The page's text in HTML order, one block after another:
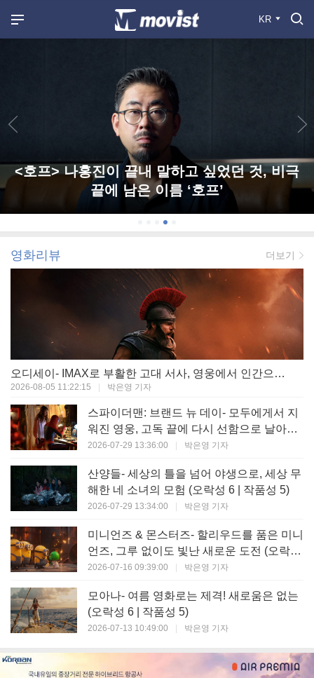
KR
<호프> 나홍진이 끝내 말하고 싶었던 것, 비극
끝에 남은 이름 ‘호프’
영화리뷰 더보기
오디세이- IMAX로 부활한 고대 서사, 영웅에서 인간으로의 귀환 (오락성 9 | 작품성 9)
2026-08-05 11:22:15 박은영 기자
스파이더맨: 브랜드 뉴 데이- 모두에게서 지
워진 영웅, 고독 끝에 다시 선함으로 날아오
르다 (오락성 8 | 작품성 8)
2026-07-29 13:36:00 박은영 기자
산양들- 세상의 틀을 넘어 야생으로, 세상 무
해한 네 소녀의 모험 (오락성 6 | 작품성 5)
2026-07-29 13:34:00 박은영 기자
미니언즈 & 몬스터즈- 할리우드를 품은 미니
언즈, 그루 없이도 빛난 새로운 도전 (오락성
7 | 작품성 6)
2026-07-16 09:39:00 박은영 기자
모아나- 여름 영화로는 제격! 새로움은 없는
(오락성 6 | 작품성 5)
2026-07-13 10:49:00 박은영 기자